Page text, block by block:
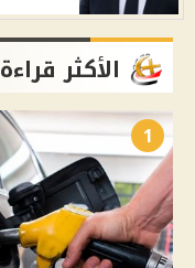
الأكثر قراءة
1